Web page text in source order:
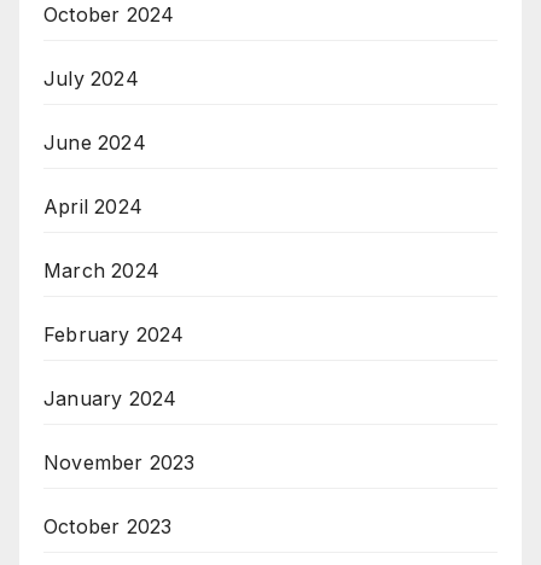
October 2024
July 2024
June 2024
April 2024
March 2024
February 2024
January 2024
November 2023
October 2023